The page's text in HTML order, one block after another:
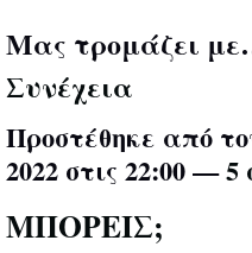
Μας τρομάζει
Συνέχεια
Προστέθηκε από
2022 στις 22:00 —5
ΜΠΟΡΕΙΣ;